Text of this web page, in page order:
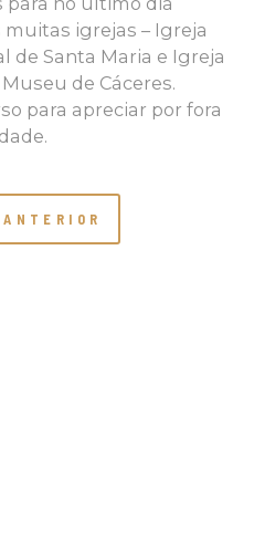
igrejas – Igreja
de Santa Maria e Igreja
de Cáceres.
para apreciar por fora